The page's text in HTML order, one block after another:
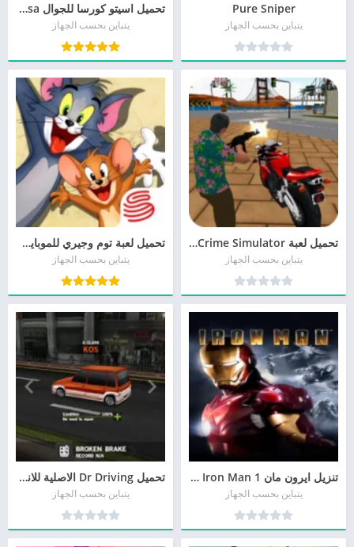
Pure Sniper
يتباين بحسب الجهاز
تحميل اسيتو كورسا للجوال Assetto Corsa أخر إصدار
يتباين بحسب الجهاز
تحميل لعبة Vegas Crime Simulator مهكرة 2026 للأندرويد APK
يتباين بحسب الجهاز
تحميل لعبة توم وجيري للموبايل 2026 برابط مباشر
يتباين بحسب الجهاز
تنزيل ايرون مان 1 Iron Man للكمبيوتر و للأندرويد برابط مباشر
يتباين بحسب الجهاز
‏تحميل Dr Driving الاصلية للاندرويد وللإيفون آخر اصدار
يتباين بحسب الجهاز